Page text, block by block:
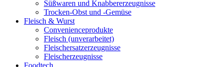
Süßwaren und Knabbererzeugnisse
Trocken-Obst und -Gemüse
Fleisch & Wurst
Convenienceprodukte
Fleisch (unverarbeitet)
Fleischersatzerzeugnisse
Fleischerzeugnisse
Foodtech